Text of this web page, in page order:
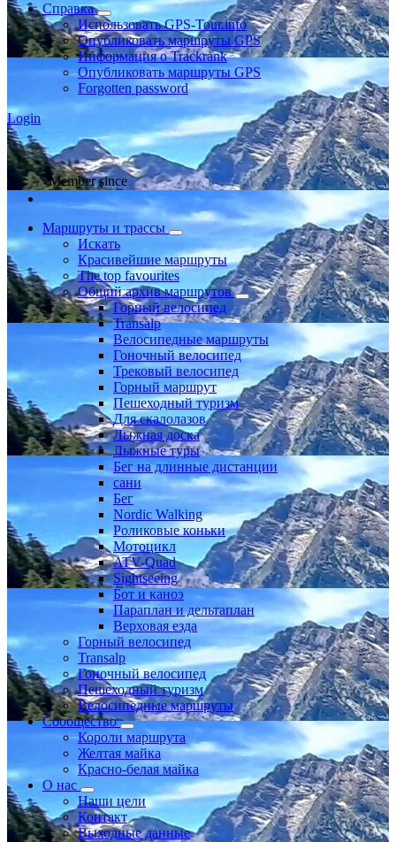
Справка
Использовать GPS-Tour.info
Опубликовать маршруты GPS
Информация о Trackrank
Опубликовать маршруты GPS
Forgotten password
Login
Member since
Маршруты и трассы
Искать
Красивейшие маршруты
The top favourites
Общий архив маршрутов
Горный велосипед
Transalp
Велосипедные маршруты
Гоночный велосипед
Трековый велосипед
Горный маршрут
Пешеходный туризм
Для скалолазов
Лыжная доска
Лыжные туры
Бег на длинные дистанции
сани
Бег
Nordic Walking
Роликовые коньки
Мотоцикл
ATV-Quad
Sightseeing
Бот и каноэ
Параплан и дельтаплан
Верховая езда
Горный велосипед
Transalp
Гоночный велосипед
Пешеходный туризм
Велосипедные маршруты
Сообщество
Короли маршрута
Желтая майка
Красно-белая майка
О нас
Наши цели
Контакт
Выходные данные